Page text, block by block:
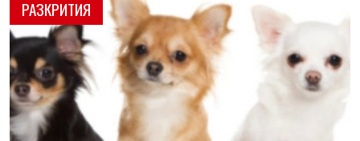
РАЗКРИТИЯ